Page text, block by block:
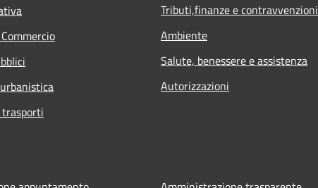
Tributi,finanze e contravvenzioni
Ambiente
Salute, benessere e assistenza
Autorizzazioni